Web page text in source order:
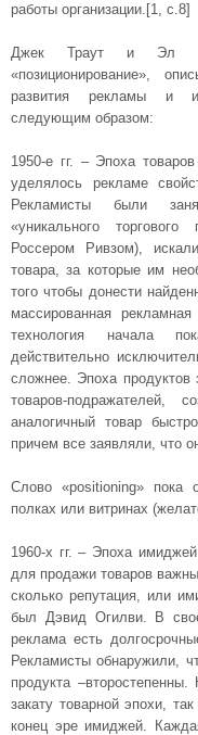
работы организации.[1, с.8]
Джек Траут и Эл
«позиционирование»,
развития рекламы и
следующим образом:
1950-е гг. – Эпоха
уделялось рекламе
Рекламисты были
«уникального
Россером Ривзом),
товара, за которые им
того чтобы донести
массированная
технология начала
действительно
сложнее. Эпоха
товаров-
аналогичный товар
причем все заявляли, что
Слово «positioning» пока
полках или витринах
1960-х гг. – Эпоха
для продажи товаров
сколько репутация, или
был Дэвид Огилви. В
реклама есть
Рекламисты обнаружили,
продукта
закату товарной эпохи,
конец эре имиджей.